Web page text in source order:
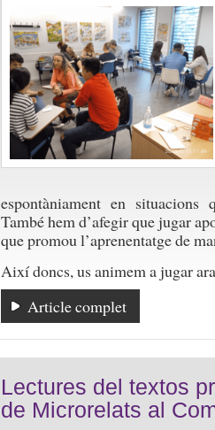
espontàniament en situacions
També hem d’afegir que jugar
que promou l’aprenentatge de
Així doncs, us animem a jugar
Article complet
Lectures del textos
de Microrelats al